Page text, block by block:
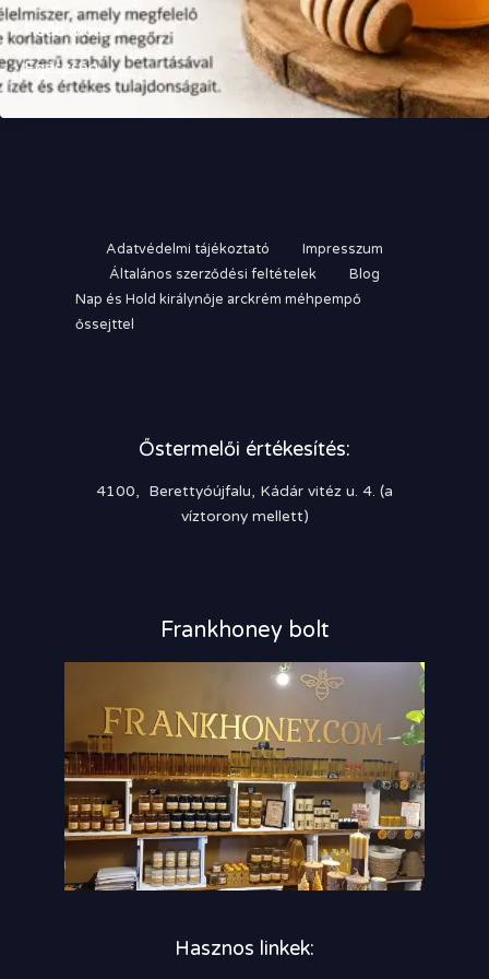
Hogyan
tároljuk
a
Read More »
Egészség
Adatvédelmi tájékoztató
Impresszum
Általános szerződési feltételek
Blog
Nap és Hold királynője arckrém méhpempő
őssejttel
Őstermelői értékesítés:
4100, Berettyóújfalu, Kádár vitéz u. 4. (a
víztorony mellett)
Frankhoney bolt
Hasznos linkek: